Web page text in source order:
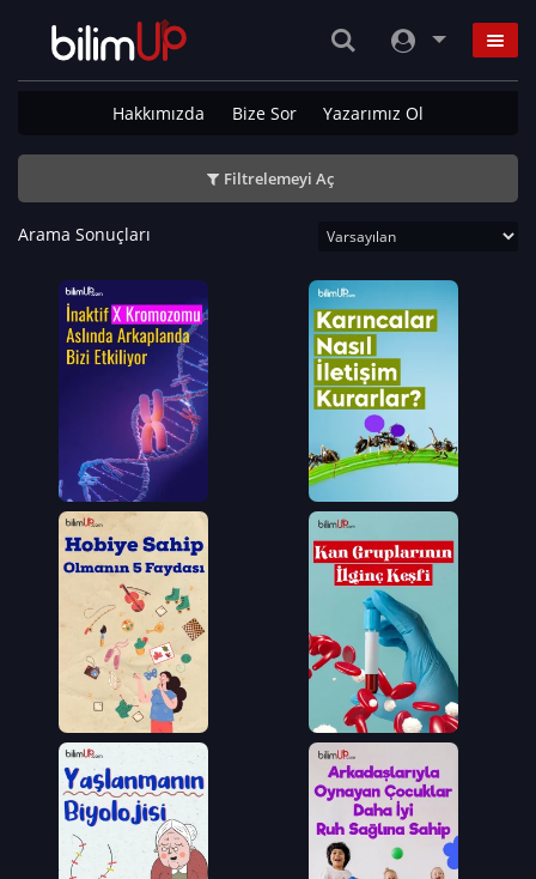
Hakkımızda Bize Sor Yazarımız Ol
Filtrelemeyi Aç
Arama Sonuçları